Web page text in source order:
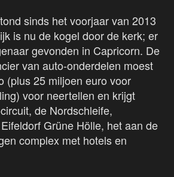
sinds het voorjaar van 2013
is nu de kogel door de kerk; er
gevonden in Capricorn. De
van auto-onderdelen moest
(plus 25 miljoen euro voor
voor neertellen en krijgt
de Nordschleife,
Grüne Hölle, het aan de
complex met hotels en